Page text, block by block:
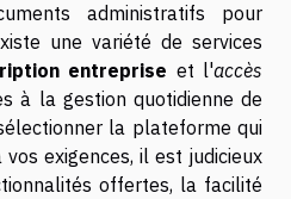
administratifs pour
une variété de services
entreprise et l'accès
à la gestion quotidienne de
la plateforme qui
exigences, il est judicieux
offertes, la facilité